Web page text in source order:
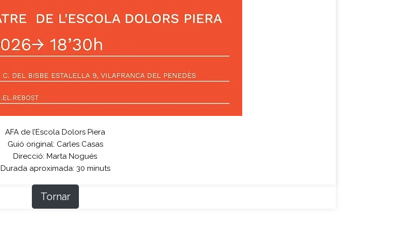
AFA de l’Escola Dolors Piera
Guió original: Carles Casas
Direcció: Marta Nogués
Durada aproximada: 30 minuts
Tornar